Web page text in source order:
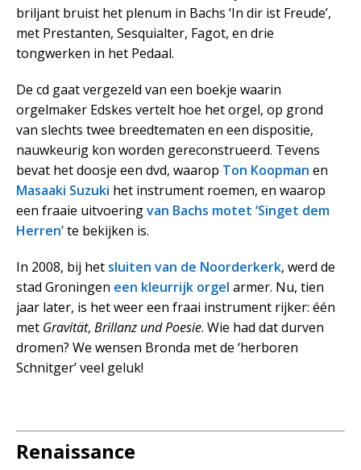
briljant bruist het plenum in Bachs ‘In dir ist Freude’,
met Prestanten, Sesquialter, Fagot, en drie
tongwerken in het Pedaal.
De cd gaat vergezeld van een boekje waarin
orgelmaker Edskes vertelt hoe het orgel, op grond
van slechts twee breedtematen en een dispositie,
nauwkeurig kon worden gereconstrueerd. Tevens
bevat het doosje een dvd, waarop Ton Koopman en
Masaaki Suzuki het instrument roemen, en waarop
een fraaie uitvoeringvan Bachs motet ‘Singet dem
Herren’te bekijken is.
In 2008, bij het sluiten van de Noorderkerk, werd de
stad Groningen een kleurrijk orgel armer. Nu, tien
jaar later, is het weer een fraai instrument rijker: één
met Gravität, Brillanz undPoesie. Wie had dat durven
dromen? We wensen Bronda met de ‘herboren
Schnitger’ veel geluk!
Renaissance